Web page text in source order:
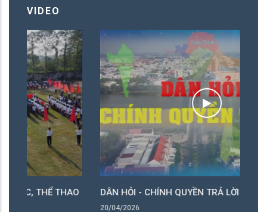
VIDEO
DÂN HỎI - CHÍNH QUYỀN TRẢ LỜI